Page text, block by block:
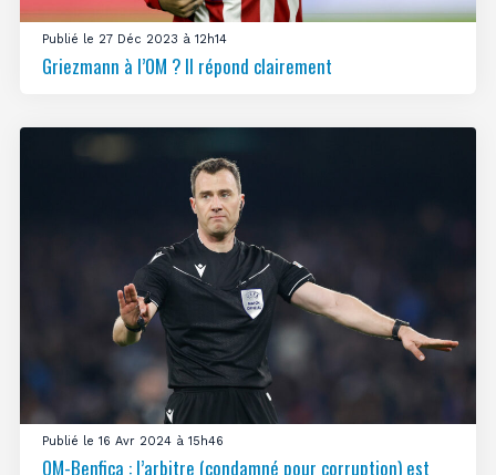
Publié le 27 Déc 2023 à 12h14
Griezmann à l’OM ? Il répond clairement
Publié le 16 Avr 2024 à 15h46
OM-Benfica : l’arbitre (condamné pour corruption) est